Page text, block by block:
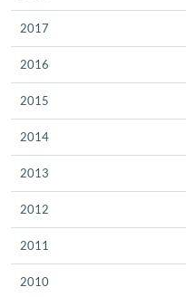
2017
2016
2015
2014
2013
2012
2011
2010